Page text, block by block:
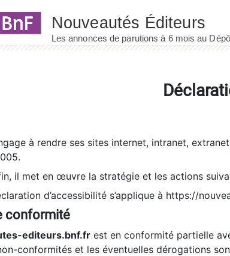
à rendre ses sites internet, intranet,
il met en œuvre la stratégie et les actions
d’accessibilité s’applique à https://
conformité
editeurs.bnf.fr est en conformité partielle
conformités et les éventuelles dérogations